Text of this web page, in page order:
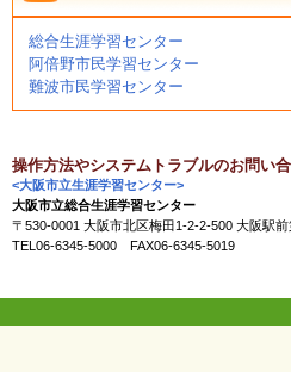
よ
く
あ
る
ご
質
講
師
・
ト
総合生涯学習センター
阿倍野市民学習センター
難波市民学習センター
操作方法やシステムトラブルのお問い
<大阪市立生涯学習センター>
大阪市立総合生涯学習センター
〒530-0001 大阪市北区梅田1-2-2-500 大阪駅
TEL06-6345-5000 FAX06-6345-5019